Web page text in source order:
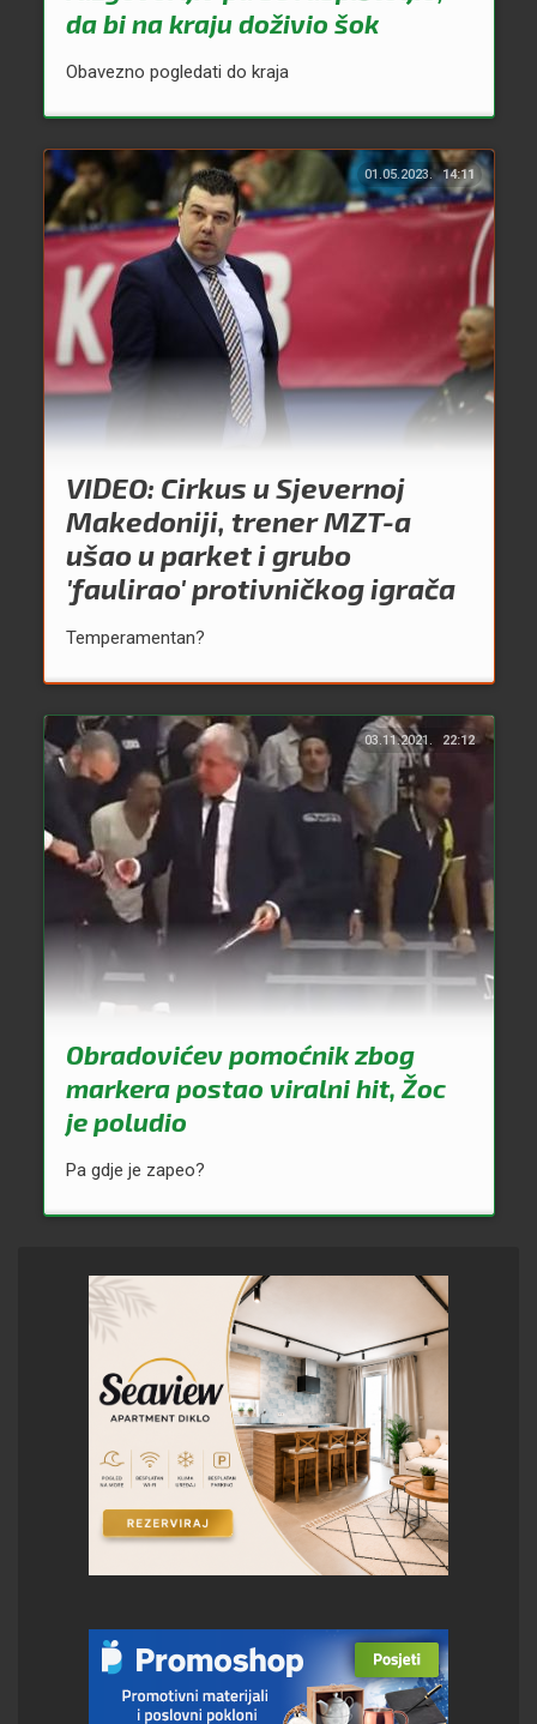
da bi na kraju doživio šok
Obavezno pogledati do kraja
01.05.2023. 14:11
VIDEO: Cirkus u Sjevernoj
Makedoniji, trener MZT-a
ušao u parket i grubo
'faulirao' protivničkog igrača
Temperamentan?
03.11.2021. 22:12
Obradovićev pomoćnik zbog
markera postao viralni hit, Žoc
je poludio
Pa gdje je zapeo?